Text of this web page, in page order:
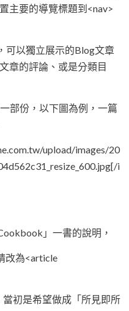
主要的導覽標題到<nav>
可以獨立展示的Blog文章
章的評論、或是分類目
部份，以下圖為例，一篇
upload/images/20
i
」一書的說明，
改為<article
初是希望做成「所見即所